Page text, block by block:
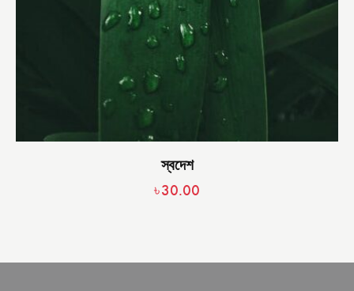
স্বদেশ
৳30.00